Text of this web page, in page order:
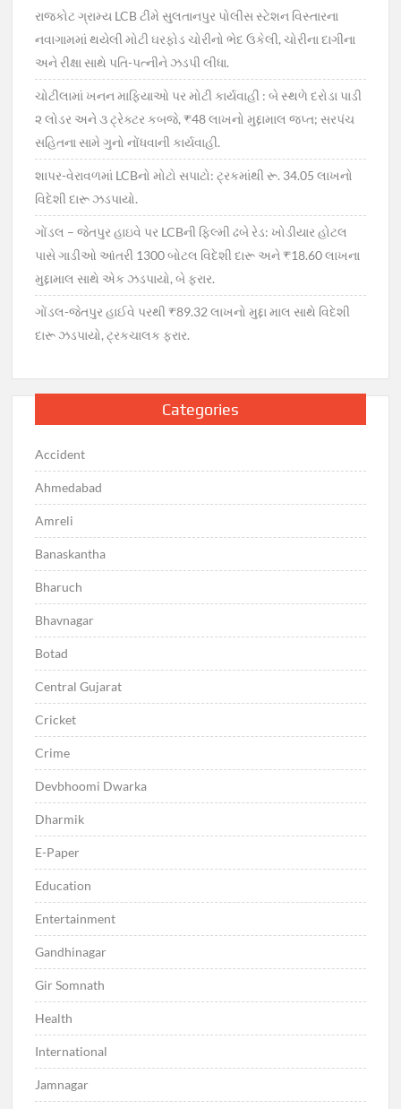
રાજકોટ ગ્રામ્ય LCB ટીમે સુલતાનપુર પોલીસ સ્ટેશન વિસ્તારના
નવાગામમાં થયેલી મોટી ઘરફોડ ચોરીનો ભેદ ઉકેલી, ચોરીના દાગીના
અને રીક્ષા સાથે પતિ-પત્નીને ઝડપી લીધા.
ચોટીલામાં ખનન માફિયાઓ પર મોટી કાર્યવાહી : બે સ્થળે દરોડા પાડી
૨ લોડર અને ૩ ટ્રેક્ટર કબજે, ₹48 લાખનો મુદ્દામાલ જપ્ત; સરપંચ
સહિતના સામે ગુનો નોંધવાની કાર્યવાહી.
શાપર-વેરાવળમાં LCBનો મોટો સપાટો: ટ્રકમાંથી રૂ. 34.05 લાખનો
વિદેશી દારૂ ઝડપાયો.
ગોંડલ – જેતપુર હાઇવે પર LCBની ફિલ્મી ઢબે રેડ: ખોડીયાર હોટલ
પાસે ગાડીઓ આંતરી 1300 બોટલ વિદેશી દારૂ અને ₹18.60 લાખના
મુદ્દામાલ સાથે એક ઝડપાયો, બે ફરાર.
ગોંડલ-જેતપુર હાઈવે પરથી ₹89.32 લાખનો મુદ્દા માલ સાથે વિદેશી
દારૂ ઝડપાયો, ટ્રકચાલક ફરાર.
Categories
Accident
Ahmedabad
Amreli
Banaskantha
Bharuch
Bhavnagar
Botad
Central Gujarat
Cricket
Crime
Devbhoomi Dwarka
Dharmik
E-Paper
Education
Entertainment
Gandhinagar
Gir Somnath
Health
International
Jamnagar